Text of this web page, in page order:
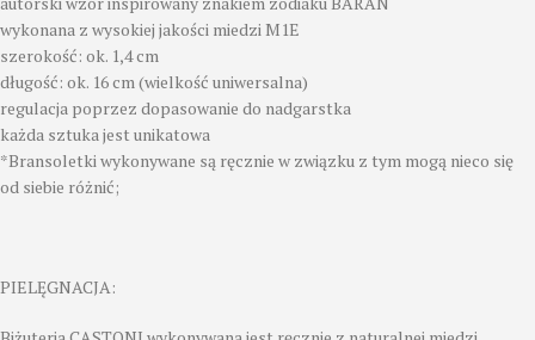
wykonana z wysokiej jakości miedzi M1E
szerokość: ok. 1,4 cm
długość: ok. 16 cm (wielkość uniwersalna)
regulacja poprzez dopasowanie do nadgarstka
każda sztuka jest unikatowa
*Bransoletki wykonywane są ręcznie w związku z tym mogą nieco się
od siebie różnić;
PIELĘGNACJA: